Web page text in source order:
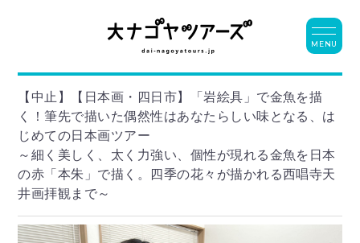
【中止】【日本画・四日市】「岩絵具」で金魚を描
く！筆先で描いた偶然性はあなたらしい味となる、は
じめての日本画ツアー
～細く美しく、太く力強い、個性が現れる金魚を日本
の赤「本朱」で描く。四季の花々が描かれる西唱寺天
井画拝観まで～
MENU